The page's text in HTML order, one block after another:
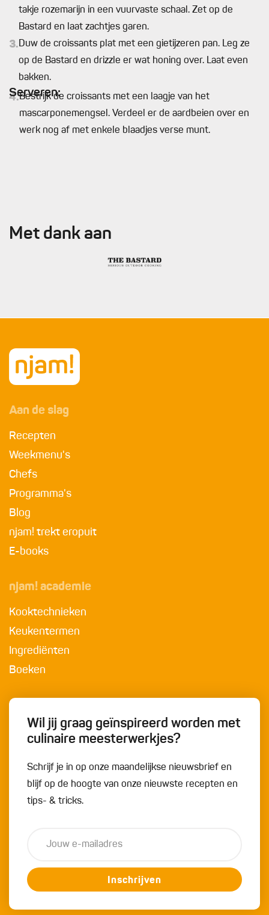
takje rozemarijn in een vuurvaste schaal. Zet op de
Bastard en laat zachtjes garen.
3.Duw de croissants plat met een gietijzeren pan. Leg ze
op de Bastard en drizzle er wat honing over. Laat even
bakken.
Serveren:
4.Bestrijk de croissants met een laagje van het
mascarponemengsel. Verdeel er de aardbeien over en
werk nog af met enkele blaadjes verse munt.
Met dank aan
Aan de slag
Recepten
Weekmenu's
Chefs
Programma's
Blog
njam! trekt eropuit
E-books
njam! academie
Kooktechnieken
Keukentermen
Ingrediënten
Boeken
Wil jij graag geïnspireerd worden met
culinaire meesterwerkjes?
Schrijf je in op onze maandelijkse nieuwsbrief en
blijf op de hoogte van onze nieuwste recepten en
tips- & tricks.
Inschrijven